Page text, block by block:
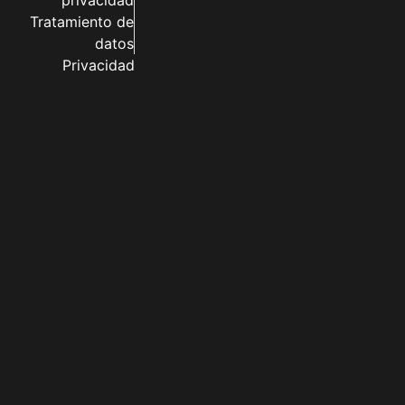
Tratamiento de
datos
Privacidad